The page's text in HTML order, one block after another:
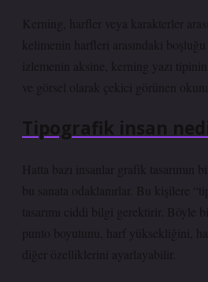
Kerning, harfler veya karakterler
kelimenin harfleri arasındaki boşluğu
izlemenin aksine, kerning yazı
ve görsel olarak çekici görünen
Tipografik insan
Hatta bazı insanlar grafik tasarımın
bu sanata odaklanırlar. Bu kişilere
tasarımı ciddi bilgi gerektirir. Böyle
punto boyutunu, harf yüksekliğini,
diğer özelliklerini ayarlayabilir.